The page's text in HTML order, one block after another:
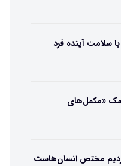
سلامت آینده فرد
۳۵ سال به کمک «مکمل‌های
مختص انسان‌هاست